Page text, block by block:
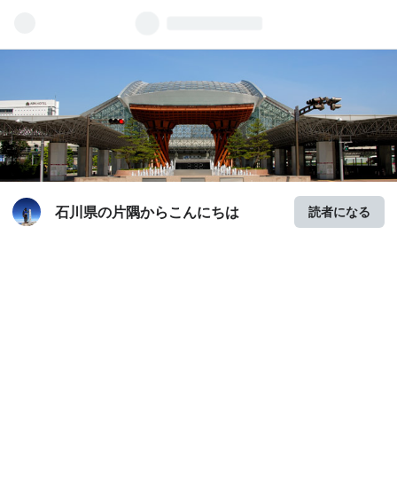
石川県の片隅からこんにちは 読者になる